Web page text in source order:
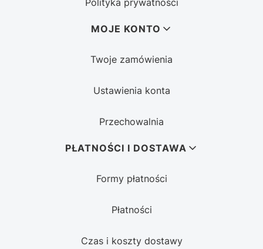
Polityka prywatności
MOJE KONTO
Twoje zamówienia
Ustawienia konta
Przechowalnia
PŁATNOŚCI I DOSTAWA
Formy płatności
Płatności
Czas i koszty dostawy